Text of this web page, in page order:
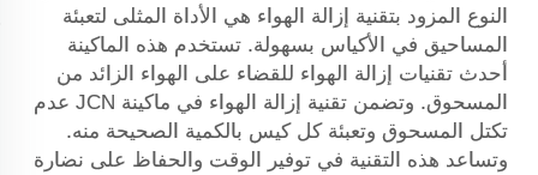
النوع المزود بتقنية إزالة الهواء هي الأداة المثلى لتعبئة
المساحيق في الأكياس بسهولة. تستخدم هذه الماكينة
أحدث تقنيات إزالة الهواء للقضاء على الهواء الزائد من
المسحوق. وتضمن تقنية إزالة الهواء في ماكينة JCN عدم
تكتل المسحوق وتعبئة كل كيس بالكمية الصحيحة منه.
وتساعد هذه التقنية في توفير الوقت والحفاظ على نضارة